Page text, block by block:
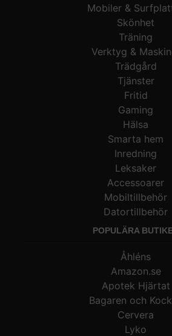
Mobiler &
Skönhet
Träning
Verktyg &
Trädgård
Tjänster
Fritid
Gaming
Hälsa
Smarta hem
Inredning
Leksaker
Accessoarer
Mobiltillbehör
Datortillbehör
POPULÄRA
Åhléns
Amazon.se
Apotek Hjärtat
Bagaren och
Cervera
Lyko